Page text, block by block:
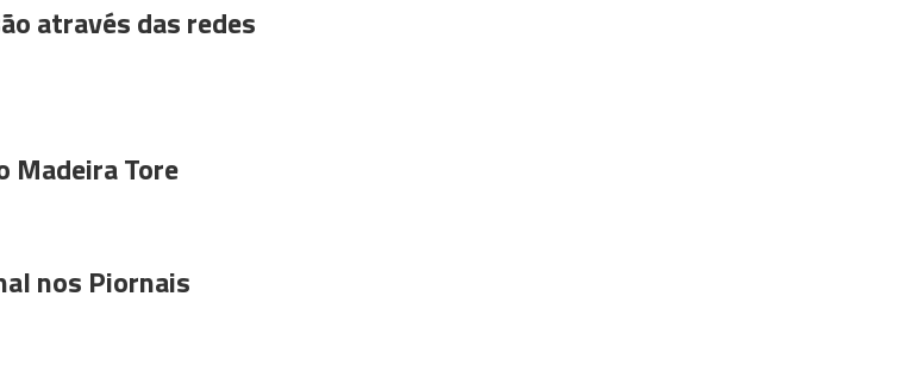
através das redes
Madeira Tore
nos Piornais